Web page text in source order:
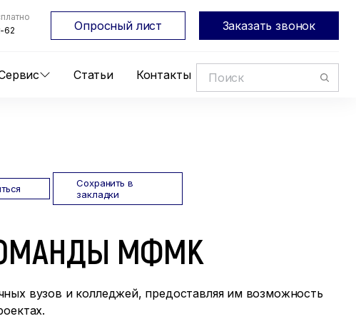
Статьи Контакты
62
Опросный лист Заказать звонок
Сохранить в
закладки
МФМК
вузов и колледжей, предоставляя им возможность